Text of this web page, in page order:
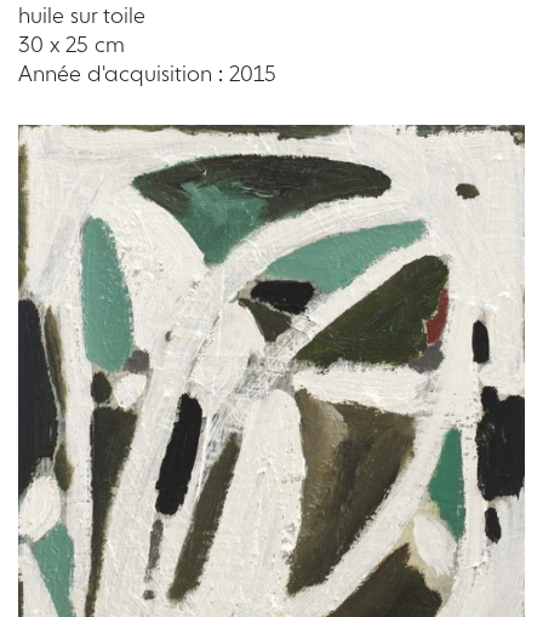
huile sur toile
30 x 25 cm
Année d'acquisition : 2015